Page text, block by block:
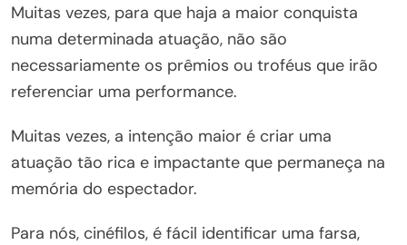
Muitas vezes, para que haja a maior conquista
numa determinada atuação, não são
necessariamente os prêmios ou troféus que irão
referenciar uma performance.
Muitas vezes, a intenção maior é criar uma
atuação tão rica e impactante que permaneça na
memória do espectador.
Para nós, cinéfilos, é fácil identificar uma farsa,